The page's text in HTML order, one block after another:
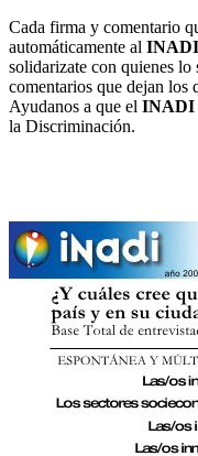
Cada firma y comentario
automáticamente al INADI
solidarizate con quienes lo
comentarios que dejan los
Ayudanos a que el INADI
la Discriminación.